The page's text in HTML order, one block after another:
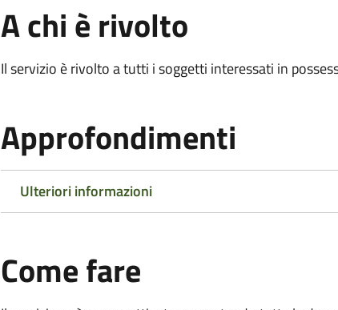
A chi è rivolto
Il servizio è rivolto a tutti i soggetti interessati in
Approfondimenti
Ulteriori informazioni
Come fare